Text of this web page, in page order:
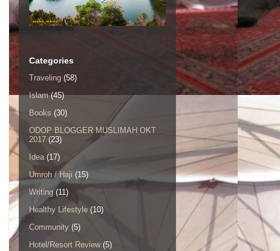
Categories
Traveling (58)
Islam (45)
Books (30)
ODOP BLOGGER MUSLIMAH OKT
2017 (23)
Idea (17)
Umroh / Haji (15)
Writing (11)
Healthy Lifestyle (10)
Community (5)
Hotel/Resort Review (5)